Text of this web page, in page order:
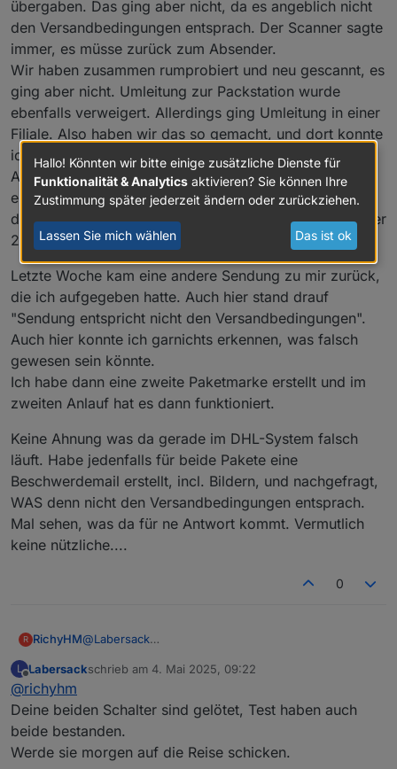
übergaben. Das ging aber nicht, da es angeblich nicht
den Versandbedingungen entsprach. Der Scanner sagte
immer, es müsse zurück zum Absender.
Wir haben zusammen rumprobiert und neu gescannt, es
ging aber nicht. Umleitung zur Packstation wurde
ebenfalls verweigert. Allerdings ging Umleitung in einer
Filiale. Also haben wir das so gemacht, und dort konnte
ich das Päckchen heute abholen.
An der Sendung ist rein garnix auszusetzen,
einwandfreier quarderförmiger Karton, Maße innerhalb
der Begrenzung laut Paketmarke, Gewicht deutlich unter
2kg.
Letzte Woche kam eine andere Sendung zu mir zurück,
die ich aufgegeben hatte. Auch hier stand drauf
"Sendung entspricht nicht den Versandbedingungen".
Auch hier konnte ich garnichts erkennen, was falsch
gewesen sein könnte.
Ich habe dann eine zweite Paketmarke erstellt und im
zweiten Anlauf hat es dann funktioniert.
Keine Ahnung was da gerade im DHL-System falsch
läuft. Habe jedenfalls für beide Pakete eine
Beschwerdemail erstellt, incl. Bildern, und nachgefragt,
WAS denn nicht den Versandbedingungen entsprach.
Mal sehen, was da für ne Antwort kommt. Vermutlich
keine nützliche....
0
R RichyHM@Labersack
einen blinkt die LED wenn der Schalter mit Strom
gemacht wird). Beim zweiten Schalter blinkt die LED
ständig.
L
Offline
Labersackschrieb am 4. Mai 2025, 09:22
zuletzt editiert von
@richyhm
Deine beiden Schalter sind gelötet, Test haben auch
beide bestanden.
Werde sie morgen auf die Reise schicken.
Hallo! Könnten wir bitte einige zusätzliche Dienste für
Funktionalität & Analytics aktivieren? Sie können Ihre
Zustimmung später jederzeit ändern oder zurückziehen.
Lassen Sie mich wählen Das ist ok